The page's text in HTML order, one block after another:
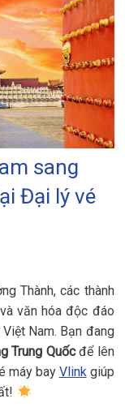
sang
Đại lý vé
Thành, các thành
văn hóa độc đáo
Nam. Bạn đang
Trung Quốcđể lên
máy bay Vlinkgiúp